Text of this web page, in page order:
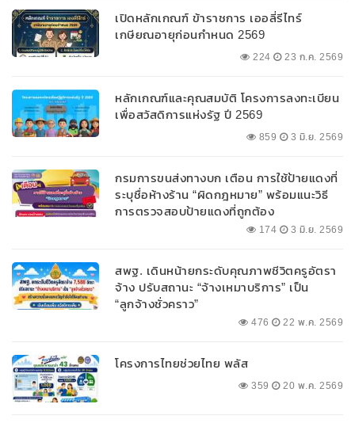
เปิดหลักเกณฑ์ ข้าราชการ เออลี่รีไทร์
เกษียณอายุก่อนกำหนด 2569
224 23 ก.ค. 2569
หลักเกณฑ์และคุณสมบัติ โครงการลงทะเบียน
เพื่อสวัสดิการแห่งรัฐ ปี 2569
859 3 มิ.ย. 2569
กรมการขนส่งทางบก เตือน การใช้ป้ายแดงที่
ระบุชื่อห้างร้าน “ผิดกฎหมาย” พร้อมแนะวิธี
การตรวจสอบป้ายแดงที่ถูกต้อง
174 3 มิ.ย. 2569
สพฐ. เดินหน้ายกระดับคุณภาพชีวิตครูอัตรา
จ้าง ปรับสถานะ “จ้างเหมาบริการ” เป็น
“ลูกจ้างชั่วคราว”
476 22 พ.ค. 2569
โครงการไทยช่วยไทย พลัส
359 20 พ.ค. 2569